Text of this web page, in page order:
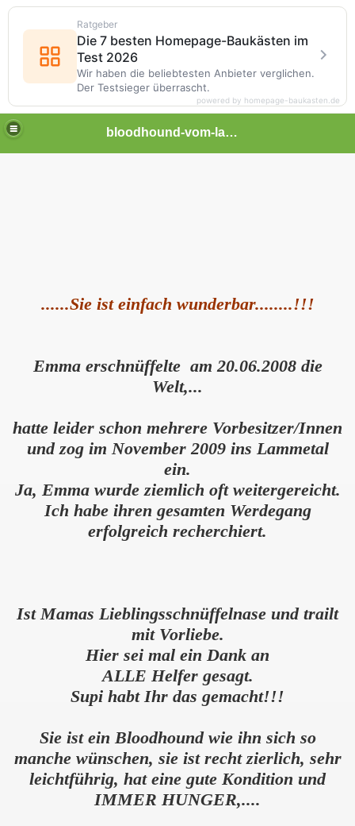
bloodhound-vom-lammetal
......Sie ist einfach wunderbar........!!!
Emma erschnüffelte am 20.06.2008 die
Welt,...
hatte leider schon mehrere Vorbesitzer/Innen
und zog im November 2009 ins Lammetal
ein.
Ja, Emma wurde ziemlich oft weitergereicht.
Ich habe ihren gesamten Werdegang
erfolgreich recherchiert.
Ist Mamas Lieblingsschnüffelnase und trailt
mit Vorliebe.
Hier sei mal ein Dank an
ALLE Helfer gesagt.
Supi habt Ihr das gemacht!!!
Sie ist ein Bloodhound wie ihn sich so
manche wünschen, sie ist recht zierlich, sehr
leichtführig, hat eine gute Kondition und
IMMER HUNGER,....
Ratgeber
Die 7 besten Homepage-Baukästen im
Test 2026
Wir haben die beliebtesten Anbieter verglichen.
Der Testsieger überrascht.
powered by homepage-baukasten.de